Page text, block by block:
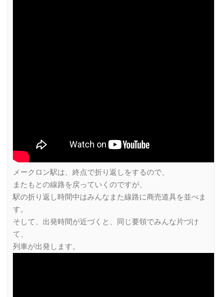
メークロン駅は、終点で折り返しをするので、
またもとの線路を戻っていくのですが、
駅の折り返し時間中はみんなまた線路に商売道具を並べま
す。
そして、出発時間が近づくと、同じ要領でみんな片づけ
て、
列車が出発します。